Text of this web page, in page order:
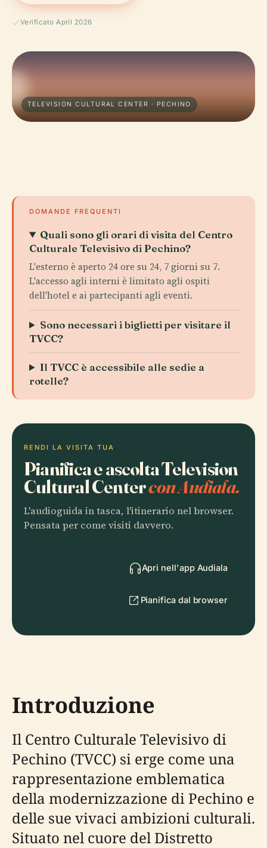
Verificato April 2026
TELEVISION CULTURAL CENTER · PECHINO
DOMANDE FREQUENTI
Quali sono gli orari di visita del Centro
Culturale Televisivo di Pechino?
L'esterno è aperto 24 ore su 24, 7 giorni su 7.
L'accesso agli interni è limitato agli ospiti
dell'hotel e ai partecipanti agli eventi.
Sono necessari i biglietti per visitare il
TVCC?
Il TVCC è accessibile alle sedie a
rotelle?
RENDI LA VISITA TUA
Pianifica e ascolta Television
Cultural Centercon Audiala.
L'audioguida in tasca, l'itinerario nel browser.
Pensata per come visiti davvero.
Apri nell'app Audiala
Pianifica dal browser
Introduzione
Il Centro Culturale Televisivo di
Pechino (TVCC) si erge come una
rappresentazione emblematica
della modernizzazione di Pechino e
delle sue vivaci ambizioni culturali.
Situato nel cuore del Distretto